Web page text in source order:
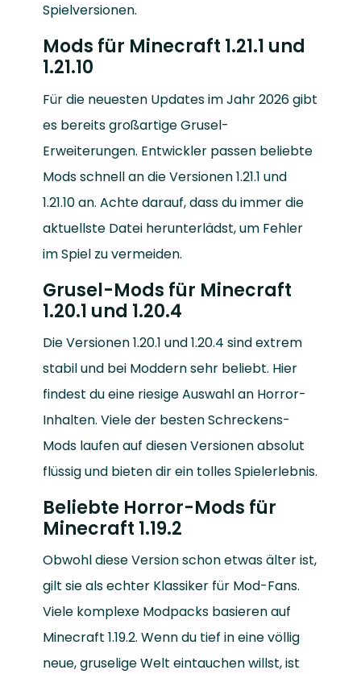
Spielversionen.
Mods für Minecraft 1.21.1 und
1.21.10
Für die neuesten Updates im Jahr 2026 gibt
es bereits großartige Grusel-
Erweiterungen. Entwickler passen beliebte
Mods schnell an die Versionen 1.21.1 und
1.21.10 an. Achte darauf, dass du immer die
aktuellste Datei herunterlädst, um Fehler
im Spiel zu vermeiden.
Grusel-Mods für Minecraft
1.20.1 und 1.20.4
Die Versionen 1.20.1 und 1.20.4 sind extrem
stabil und bei Moddern sehr beliebt. Hier
findest du eine riesige Auswahl an Horror-
Inhalten. Viele der besten Schreckens-
Mods laufen auf diesen Versionen absolut
flüssig und bieten dir ein tolles Spielerlebnis.
Beliebte Horror-Mods für
Minecraft 1.19.2
Obwohl diese Version schon etwas älter ist,
gilt sie als echter Klassiker für Mod-Fans.
Viele komplexe Modpacks basieren auf
Minecraft 1.19.2. Wenn du tief in eine völlig
neue, gruselige Welt eintauchen willst, ist